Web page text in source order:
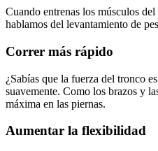
Cuando entrenas los músculos
hablamos del levantamiento de
Correr más rápido
¿Sabías que la fuerza del tronco
suavemente. Como los brazos y
máxima en las piernas.
Aumentar la flexibilidad